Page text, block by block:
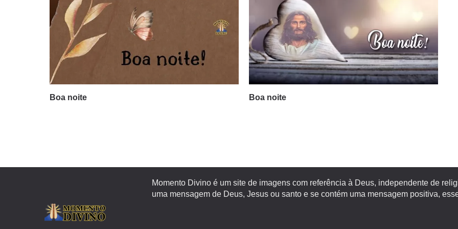
Boa noite Boa noite
Momento Divino é um site de imagens com referência à Deus, independente de
uma mensagem de Deus, Jesus ou santo e se contém uma mensagem positiva,